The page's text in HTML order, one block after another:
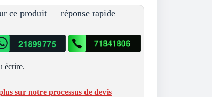
ce produit — réponse rapide
écrire.
sur notre processus de devis